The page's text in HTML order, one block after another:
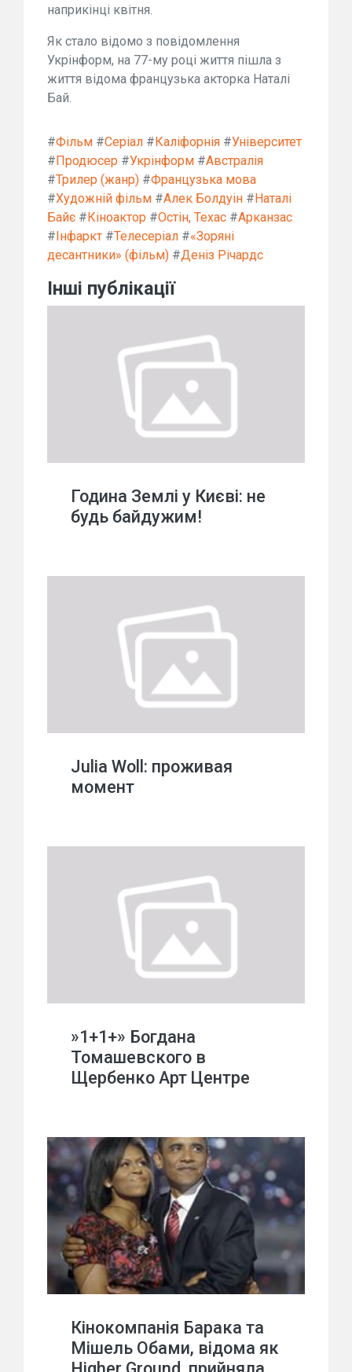
наприкінці квітня.
Як стало відомо з повідомлення
Укрінформ, на 77-му році життя пішла з
життя відома французька акторка Наталі
Бай.
#Фільм #Серіал # Каліфорнія #Університет
# Продюсер #Укрінформ #Австралія
#Трилер (жанр) #Французька мова
#Художній фільм #Алек Болдуін # Наталі
Байє # Кіноактор #Остін, Техас #Арканзас
# Інфаркт #Телесеріал #«Зоряні
десантники» (фільм) #Деніз Річардс
Інші публікації
Година Землі у Києві: не
будь байдужим!
Julia Woll: проживая
момент
»1+1+» Богдана
Томашевского в
Щербенко Арт Центре
Кінокомпанія Барака та
Мішель Обами, відома як